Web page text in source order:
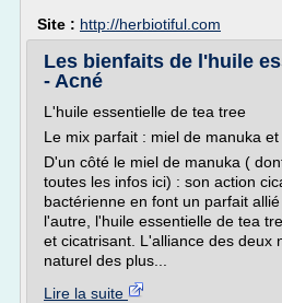
Site : http://herbiotiful.com
Les bienfaits de l'huile
- Acné
L'huile essentielle de tea tree
Le mix parfait : miel de manuka
D'un côté le miel de manuka (
toutes les infos ici) : son action
bactérienne en font un parfait
l'autre, l'huile essentielle de tea
et cicatrisant. L'alliance des deux
naturel des plus...
Lire la suite